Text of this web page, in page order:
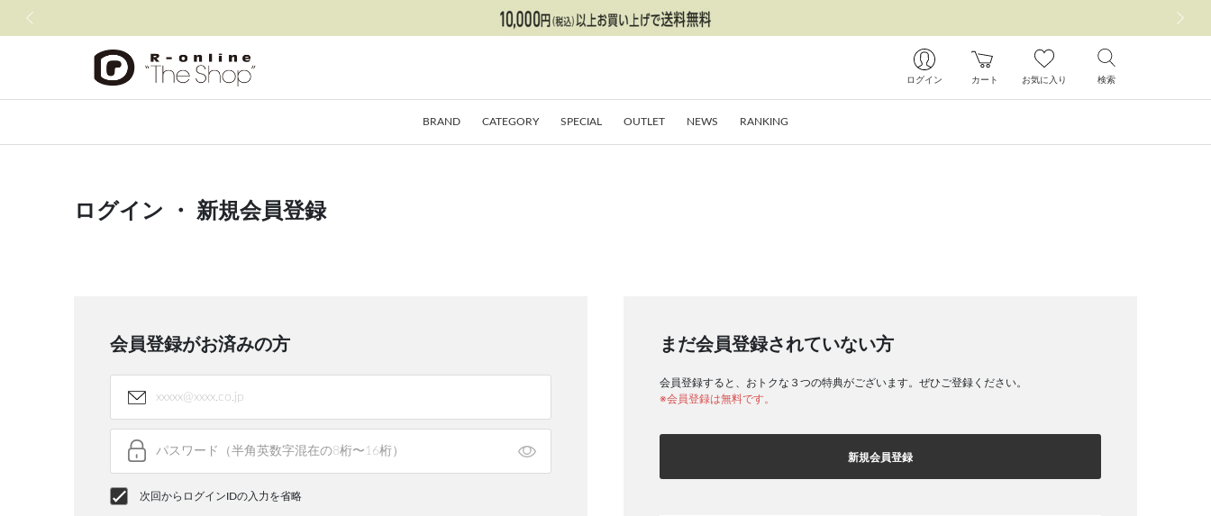
ログイン カート お気に入り 検索
BRAND CATEGORY SPECIAL OUTLET NEWS RANKING
ログイン ・ 新規会員登録
会員登録がお済みの方
次回からログインIDの入力を省略
まだ会員登録されていない方
会員登録すると、おトクな３つの特典がございます。ぜひご登録ください。
※会員登録は無料です。
新規会員登録